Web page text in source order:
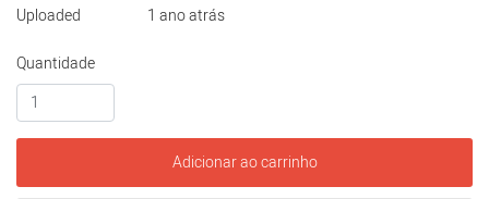
Uploaded
1 ano atrás
Quantidade
Adicionar ao carrinho